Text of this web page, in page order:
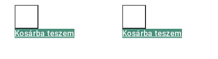
Kosárba teszem Kosárba teszem